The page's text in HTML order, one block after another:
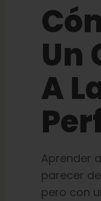
Un
A
Aprender
parecer
pero con